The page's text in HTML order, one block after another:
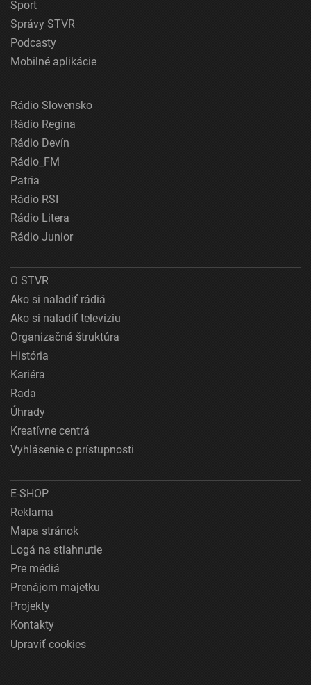
Šport
Správy STVR
Podcasty
Mobilné aplikácie
Rádio Slovensko
Rádio Regina
Rádio Devín
Rádio_FM
Patria
Rádio RSI
Rádio Litera
Rádio Junior
O STVR
Ako si naladiť rádiá
Ako si naladiť televíziu
Organizačná štruktúra
História
Kariéra
Rada
Úhrady
Kreatívne centrá
Vyhlásenie o prístupnosti
E-SHOP
Reklama
Mapa stránok
Logá na stiahnutie
Pre médiá
Prenájom majetku
Projekty
Kontakty
Upraviť cookies